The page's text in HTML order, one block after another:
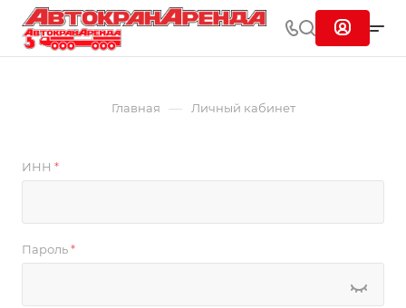
Главная — Личный кабинет
ИНН *
Пароль*